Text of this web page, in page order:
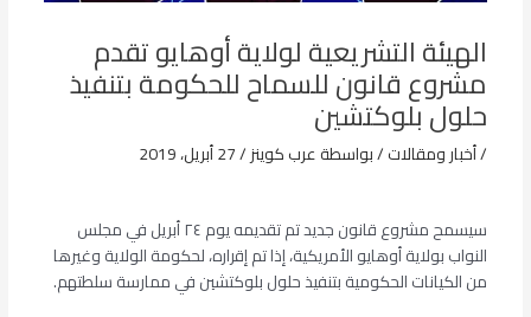
الهيئة التشريعية لولاية أوهايو تقدم
مشروع قانون للسماح للحكومة بتنفيذ
حلول بلوكتشين
/أخبار ومقالات/ بواسطةعرب كوينز/27 أبريل، 2019
سيسمح مشروع قانون جديد تم تقديمه يوم ٢٤ أبريل في مجلس
النواب بولاية أوهايو الأمريكية، إذا تم إقراره، لحكومة الولاية وغيرها
من الكيانات الحكومية بتنفيذ حلول بلوكتشين في ممارسة سلطتهم.